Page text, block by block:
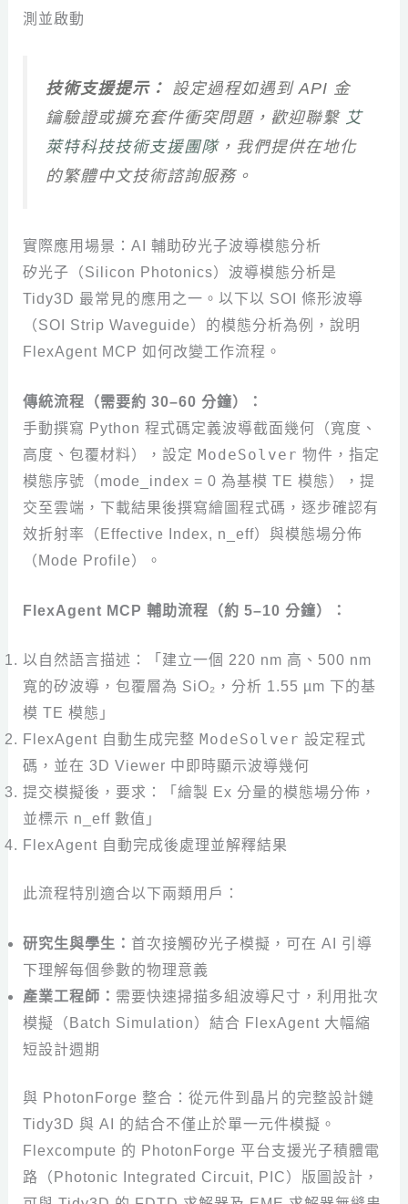
測並啟動
技術支援提示： 設定過程如遇到 API 金
鑰驗證或擴充套件衝突問題，歡迎聯繫 艾
萊特科技技術支援團隊，我們提供在地化
的繁體中文技術諮詢服務。
實際應用場景：AI 輔助矽光子波導模態分析
矽光子（Silicon Photonics）波導模態分析是
Tidy3D 最常見的應用之一。以下以 SOI 條形波導
（SOI Strip Waveguide）的模態分析為例，說明
FlexAgent MCP 如何改變工作流程。
傳統流程（需要約 30–60 分鐘）：
手動撰寫 Python 程式碼定義波導截面幾何（寬度、
高度、包覆材料），設定 ModeSolver 物件，指定
模態序號（mode_index = 0 為基模 TE 模態），提
交至雲端，下載結果後撰寫繪圖程式碼，逐步確認有
效折射率（Effective Index, n_eff）與模態場分佈
（Mode Profile）。
FlexAgent MCP 輔助流程（約 5–10 分鐘）：
以自然語言描述：「建立一個 220 nm 高、500 nm
寬的矽波導，包覆層為 SiO₂，分析 1.55 µm 下的基
模 TE 模態」
FlexAgent 自動生成完整 ModeSolver 設定程式
碼，並在 3D Viewer 中即時顯示波導幾何
提交模擬後，要求：「繪製 Ex 分量的模態場分佈，
並標示 n_eff 數值」
FlexAgent 自動完成後處理並解釋結果
此流程特別適合以下兩類用戶：
研究生與學生： 首次接觸矽光子模擬，可在 AI 引導
下理解每個參數的物理意義
產業工程師： 需要快速掃描多組波導尺寸，利用批次
模擬（Batch Simulation）結合 FlexAgent 大幅縮
短設計週期
與 PhotonForge 整合：從元件到晶片的完整設計鏈
Tidy3D 與 AI 的結合不僅止於單一元件模擬。
Flexcompute 的 PhotonForge 平台支援光子積體電
路（Photonic Integrated Circuit, PIC）版圖設計，